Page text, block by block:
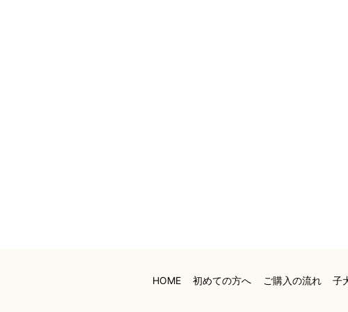
HOME 初めての方へ ご購入の流れ 子